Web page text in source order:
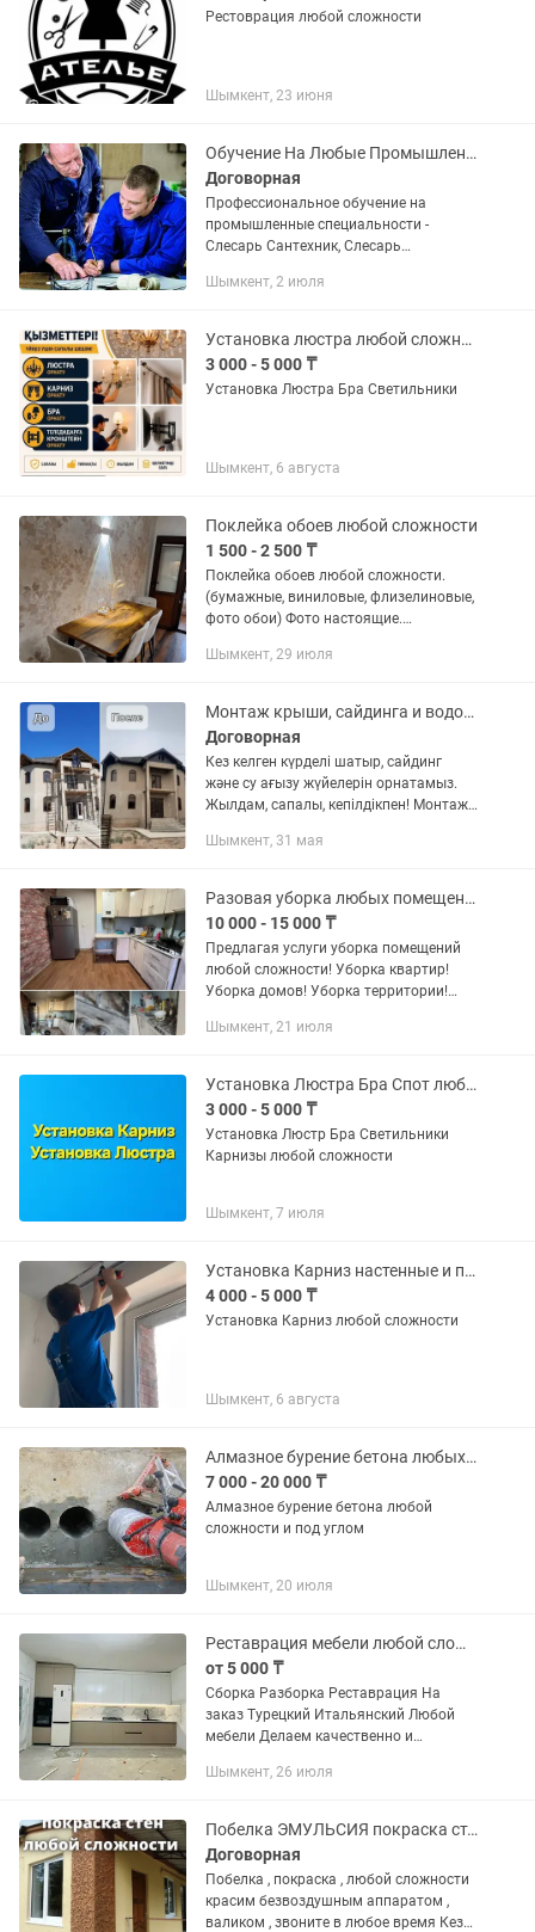
Рестоврация любой сложности
Шымкент, 23 июня
Обучение На Любые Промышленные специальности
Договорная
Профессиональное обучение на
промышленные специальности -
Слесарь Сантехник, Слесарь
Леса-Монтажник, Оператор котельной,
котельной...
Шымкент, 2 июля
Установка люстра любой сложности
3 000 - 5 000 ₸
Установка Люстра Бра Светильники
Шымкент, 6 августа
Поклейка обоев любой сложности
1 500 - 2 500 ₸
Поклейка обоев любой сложности.
(бумажные, виниловые, флизелиновые,
фото обои) Фото настоящие.
(линолеум, ламинат, плинтуса, пороги и
Шымкент, 29 июля
Монтаж крыши, сайдинга и водостоков любой сложности.
Договорная
Кез келген күрделі шатыр, сайдинг
және су ағызу жүйелерін орнатамыз.
Жылдам, сапалы, кепілдікпен! Монтаж
сложности. Быстро, качественно, с
Шымкент, 31 мая
Разовая уборка любых помещений
10 000 - 15 000 ₸
Предлагая услуги уборка помещений
любой сложности! Уборка квартир!
Уборка домов! Уборка территории!
посудомойщицы! Услуги горничная !
на...
Шымкент, 21 июля
Установка Люстра Бра Спот любой сложности
3 000 - 5 000 ₸
Установка Люстр Бра Светильники
Карнизы любой сложности
Шымкент, 7 июля
Установка Карниз настенные и потолочные любой сложности
4 000 - 5 000 ₸
Установка Карниз любой сложности
Шымкент, 6 августа
Алмазное бурение бетона любых размеров и сложности
7 000 - 20 000 ₸
Алмазное бурение бетона любой
сложности и под углом
Шымкент, 20 июля
Реставрация мебели любой сложности
от 5 000 ₸
Сборка Разборка Реставрация На
заказ Турецкий Итальянский Любой
мебели Делаем качественно и
делаем
Шымкент, 26 июля
Побелка ЭМУЛЬСИЯ покраска стен любой сложности
Договорная
Побелка , покраска , любой сложности
красим безвоздушным аппаратом ,
валиком , звоните в любое время Кез